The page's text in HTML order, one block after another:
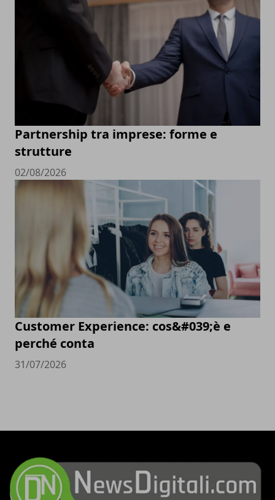
Partnership tra imprese: forme e
strutture
02/08/2026
Customer Experience: cos&#039;è e
perché conta
31/07/2026